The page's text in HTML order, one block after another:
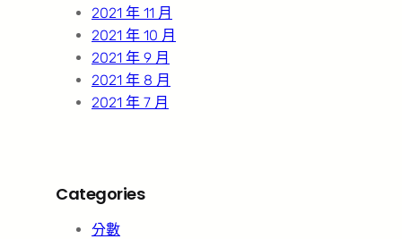
2021 年 11 月
2021 年 10 月
2021 年 9 月
2021 年 8 月
2021 年 7 月
Categories
分數